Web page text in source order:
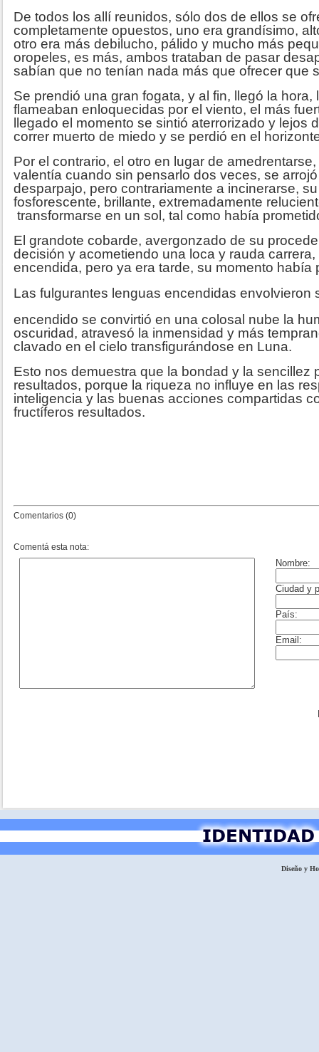
De todos los allí reunidos, sólo dos de ellos se
completamente opuestos, uno era grandísimo,
otro era más debilucho, pálido y mucho más
oropeles, es más, ambos trataban de pasar
sabían que no tenían nada más que ofrecer que
Se prendió una gran fogata, y al fin, llegó la
flameaban enloquecidas por el viento, el más
llegado el momento se sintió aterrorizado y lejos
correr muerto de miedo y se perdió en el
Por el contrario, el otro en lugar de
valentía cuando sin pensarlo dos veces, se
desparpajo, pero contrariamente a incinerarse,
fosforescente, brillante, extremadamente
transformarse en un sol, tal como había
El grandote cobarde, avergonzado de su
decisión y acometiendo una loca y rauda
encendida, pero ya era tarde, su momento había
Las fulgurantes lenguas encendidas envolvieron
encendido se convirtió en una colosal nube la
oscuridad, atravesó la inmensidad y más
clavado en el cielo transfigurándose en Luna.
Esto nos demuestra que la bondad y la sencillez
resultados, porque la riqueza no influye en las
inteligencia y las buenas acciones compartidas
fructíferos resultados.
Comentarios (0)
Comentá esta nota:
Diseño y